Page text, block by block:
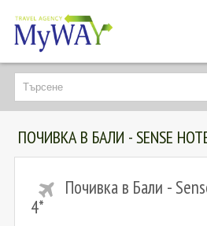
НАЙ-ТЪРСЕНИ
ДЕСТИНАЦИИ
ЕКЗОТИЧНИ ПОЧИВКИ
КРУИЗИ
НОВА ГОДИНА
ПОЧИВКА В БАЛИ - SENSE
Почивка в Бали -
4*